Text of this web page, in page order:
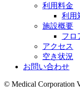
利用料金
利用
施設概要
フロ
アクセス
空き状況
お問い合わせ
©︎ Medical Corporation